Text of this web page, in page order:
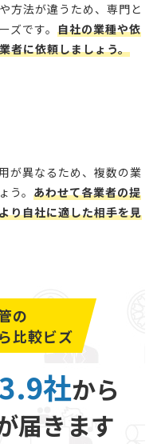
方法が違うため、専門と
ズです。 自社の業種や依
者に依頼しましょう。
が異なるため、複数の業
。 あわせて各業者の提
り自社に適した相手を見
の
比較ビズ
社から
届きます